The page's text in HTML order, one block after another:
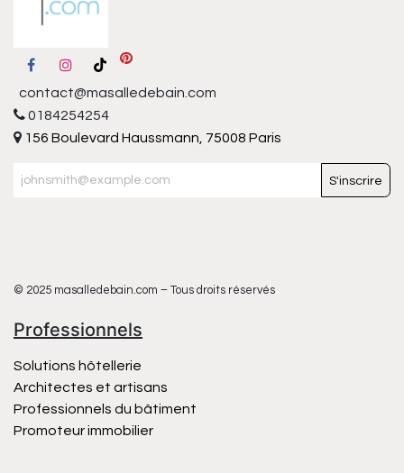
contact@masalledebain.com
0184254254
156 Boulevard Haussmann, 75008 Paris
S'inscrire
© 2025 masalledebain.com – Tous droits réservés
Professionnels
Solutions hôtellerie
Architectes et artisans
Professionnels du bâtiment
Promoteur immobilier